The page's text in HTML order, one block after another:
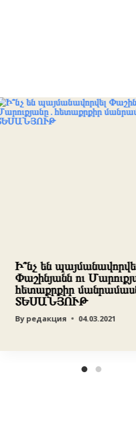
Ի՞նչ են
Փաշինյանն ու
հետաքրքիր
ՏԵՍԱՆՅՈՒԹ
Byредакция 04.03.2021